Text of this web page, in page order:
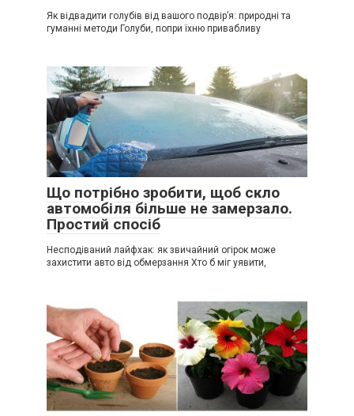
Як відвадити голубів від вашого подвір’я: природні та
гуманні методи Голуби, попри їхню привабливу
Що потрібно зробити, щоб скло
автомобіля більше не замерзало.
Простий спосіб
Несподіваний лайфхак: як звичайний огірок може
захистити авто від обмерзання Хто б міг уявити,